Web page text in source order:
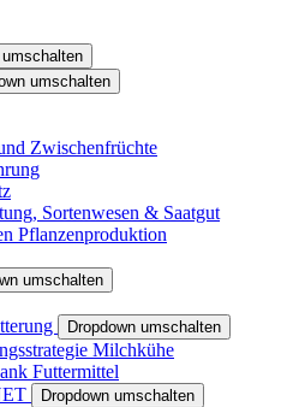
umschalten
umschalten
Zwischenfrüchte
Sortenwesen & Saatgut
Pflanzenproduktion
umschalten
Dropdown umschalten
Milchkühe
Futtermittel
Dropdown umschalten